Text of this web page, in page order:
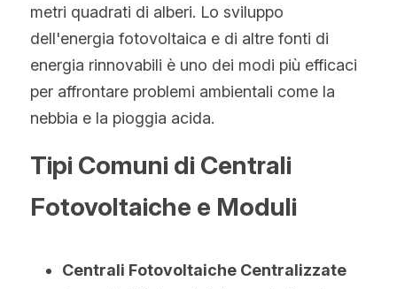
metri quadrati di alberi. Lo sviluppo
dell'energia fotovoltaica e di altre fonti di
energia rinnovabili è uno dei modi più efficaci
per affrontare problemi ambientali come la
nebbia e la pioggia acida.
Tipi Comuni di Centrali
Fotovoltaiche e Moduli
Centrali Fotovoltaiche Centralizzate